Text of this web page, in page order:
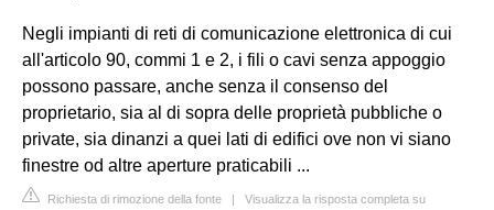
Negli impianti di reti di comunicazione elettronica di cui
all'articolo 90, commi 1 e 2, i fili o cavi senza appoggio
possono passare, anche senza il consenso del
proprietario, sia al di sopra delle proprietà pubbliche o
private, sia dinanzi a quei lati di edifici ove non vi siano
finestre od altre aperture praticabili ...
Richiesta di rimozione della fonte | Visualizza la risposta completa su